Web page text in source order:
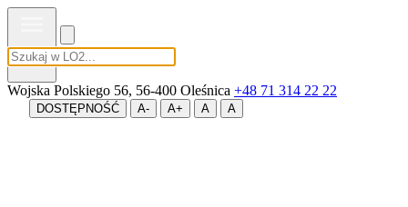
MENU
Wojska Polskiego 56, 56-400 Oleśnica +48 71 314 22 22
DOSTĘPNOŚĆ A- A+ A A